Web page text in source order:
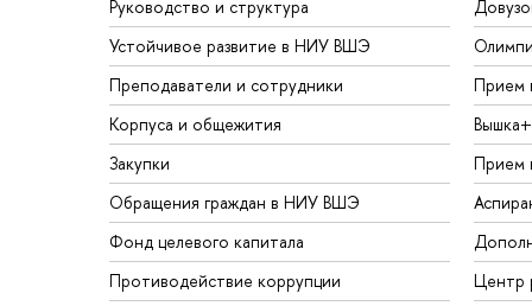
Руководство и структура
Устойчивое развитие в НИУ ВШЭ
Преподаватели и сотрудники
Корпуса и общежития
Закупки
Обращения граждан в НИУ ВШЭ
Фонд целевого капитала
Противодействие коррупции
Прием
Вышка+
Прием
Центр